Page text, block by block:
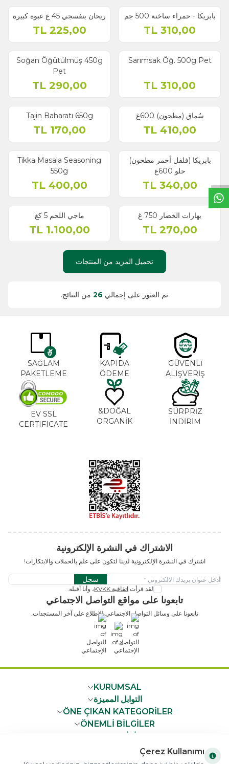
بابريكا - حمراء ساخنة 500 جم
310,00
ريحان بنفسجي 45 غ عبوة كبيرة
225,00
TL
Sarımsak Öğ. 500g Pet
310,00
Soğan Öğütülmüş 450g
Pet
290,00
TL
سُماق (مطحون) 600غ
410,00
Tajin Baharatı 650g
170,00
TL
بابريكا (فلفل أحمر مطحون)
حلو 600غ
340,00
TL
Tikka Masala Seasoning
550g
400,00
TL
بهارات الخضار 750 غ
270,00
TL
نفذ
ماجي اللحم 5 كغ
1.100,00
TL
تحميل المزيد من المنتجات
تم العثور على إجمالي 26 من النتائج.
GÜVENLİ
ALIŞVERİŞ
KAPIDA
ÖDEME
SAĞLAM
PAKETLEME
SÜRPRİZ
İNDİRİM
DOĞAL&
ORGANİK
EV SSL
CERTIFICATE
الاشتراك في النشرة الإلكترونية
اشترك في النشرة الإلكترونية لدينا لتكون على علم بالحملات والابتكارات!
سجل
لقد قرأت اتفاقية KVKK ، وأنا أقبله.
تابعونا على مواقع التواصل الاجتماعي
تابعونا على وسائل التواصل الاجتماعي للاطلاع على آخر المستجدات.
x
KURUMSAL
التوابل المميزة
ÖNE ÇIKAN KATEGORİLER
ÖNEMLİ BİLGİLER
HIZLI ERİŞİM
Çerez Kullanımı